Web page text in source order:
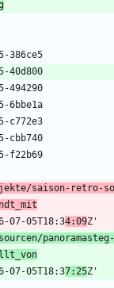
saison-retro-
07-05T18:34:09
07-05T18:37:25